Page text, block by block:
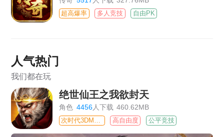
超高爆率 多人竞技 自由PK
人气热门
我们都在玩
绝世仙王之我欲封天
角色 4456人下载 460.62MB
高自由度 公平竞技